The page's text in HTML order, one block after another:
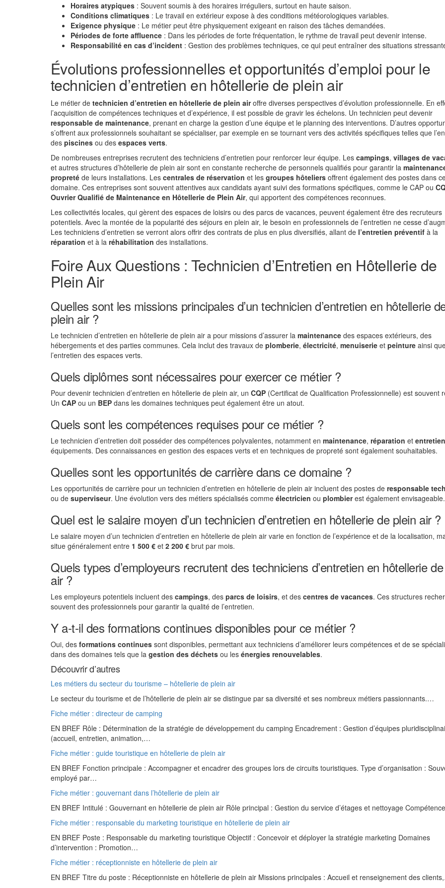
Horaires atypiques : Souvent soumis à des horaires irréguliers, surtout en haute saison.
Conditions climatiques : Le travail en extérieur expose à des conditions météorologiques variables.
Exigence physique : Le métier peut être physiquement exigeant en raison des tâches demandées.
Périodes de forte affluence : Dans les périodes de forte fréquentation, le rythme de travail peut devenir intense.
Responsabilité en cas d’incident : Gestion des problèmes techniques, ce qui peut entraîner des situations
Évolutions professionnelles et opportunités d’emploi pour le
technicien d’entretien en hôtellerie de plein air
Le métier de technicien d’entretien en hôtellerie de plein airoffre diverses perspectives d’évolution professionnelle. En
l’acquisition de compétences techniques et d’expérience, il est possible de gravir les échelons. Un technicien peut devenir
responsable de maintenance, prenant en charge la gestion d’une équipe et le planning des interventions. D’autres
s’offrent aux professionnels souhaitant se spécialiser, par exemple en se tournant vers des activités spécifiques telles que
des piscines ou des espaces verts.
De nombreuses entreprises recrutent des techniciens d’entretien pour renforcer leur équipe. Les campings, villages de
et autres structures d’hôtellerie de plein air sont en constante recherche de personnels qualifiés pour garantir la
propreté de leurs installations. Les centrales de réservation et les groupes hôteliers offrent également des postes dans
domaine. Ces entreprises sont souvent attentives aux candidats ayant suivi des formations spécifiques, comme le CAP ou
Ouvrier Qualifié de Maintenance en Hôtellerie de Plein Air, qui apportent des compétences reconnues.
Les collectivités locales, qui gèrent des espaces de loisirs ou des parcs de vacances, peuvent également être des recruteurs
potentiels. Avec la montée de la popularité des séjours en plein air, le besoin en professionnels de l’entretien ne cesse
Les techniciens d’entretien se verront alors offrir des contrats de plus en plus diversifiés, allant de l’entretien préventif à la
réparation et à la réhabilitation des installations.
Foire Aux Questions : Technicien d’Entretien en Hôtellerie de
Plein Air
Quelles sont les missions principales d’un technicien d’entretien en hôtellerie
plein air ?
Le technicien d’entretien en hôtellerie de plein air a pour missions d’assurer la maintenance des espaces extérieurs, des
hébergements et des parties communes. Cela inclut des travaux de plomberie, électricité, menuiserie et peinture ainsi
l’entretien des espaces verts.
Quels diplômes sont nécessaires pour exercer ce métier ?
Pour devenir technicien d’entretien en hôtellerie de plein air, un CQP (Certificat de Qualification Professionnelle) est souvent
Un CAP ou un BEP dans les domaines techniques peut également être un atout.
Quels sont les compétences requises pour ce métier ?
Le technicien d’entretien doit posséder des compétences polyvalentes, notamment en maintenance, réparation et entretien
équipements. Des connaissances en gestion des espaces verts et en techniques de propreté sont également souhaitables.
Quelles sont les opportunités de carrière dans ce domaine ?
Les opportunités de carrière pour un technicien d’entretien en hôtellerie de plein air incluent des postes de responsable
ou de superviseur. Une évolution vers des métiers spécialisés comme électricien ou plombierest également envisageable.
Quel est le salaire moyen d’un technicien d’entretien en hôtellerie de plein air ?
Le salaire moyen d’un technicien d’entretien en hôtellerie de plein air varie en fonction de l’expérience et de la localisation,
situe généralement entre 1 500 € et 2 200 € brut par mois.
Quels types d’employeurs recrutent des techniciens d’entretien en hôtellerie
air ?
Les employeurs potentiels incluent des campings, des parcs de loisirs, et des centres de vacances. Ces structures
souvent des professionnels pour garantir la qualité de l’entretien.
Y a-t-il des formations continues disponibles pour ce métier ?
Oui, des formations continues sont disponibles, permettant aux techniciens d’améliorer leurs compétences et de se
dans des domaines tels que la gestion des déchets ou les énergies renouvelables.
Découvrir d’autres
Les métiers du secteur du tourisme – hôtellerie de plein air
Le secteur du tourisme et de l’hôtellerie de plein air se distingue par sa diversité et ses nombreux métiers passionnants.…
Fiche métier : directeur de camping
EN BREF Rôle : Détermination de la stratégie de développement du camping Encadrement : Gestion d’équipes
(accueil, entretien, animation,…
Fiche métier : guide touristique en hôtellerie de plein air
EN BREF Fonction principale : Accompagner et encadrer des groupes lors de circuits touristiques. Type d’organisation :
employé par…
Fiche métier : gouvernant dans l’hôtellerie de plein air
EN BREF Intitulé : Gouvernant en hôtellerie de plein air Rôle principal : Gestion du service d’étages et nettoyage
Fiche métier : responsable du marketing touristique en hôtellerie de plein air
EN BREF Poste : Responsable du marketing touristique Objectif : Concevoir et déployer la stratégie marketing Domaines
d’intervention : Promotion…
Fiche métier : réceptionniste en hôtellerie de plein air
EN BREF Titre du poste : Réceptionniste en hôtellerie de plein air Missions principales : Accueil et renseignement des